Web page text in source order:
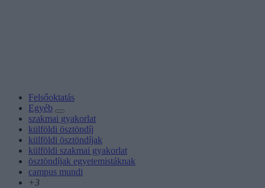
Felsőoktatás
Egyéb
szakmai gyakorlat
külföldi ösztöndíj
külföldi ösztöndíjak
külföldi szakmai gyakorlat
ösztöndíjak egyetemistáknak
campus mundi
+3